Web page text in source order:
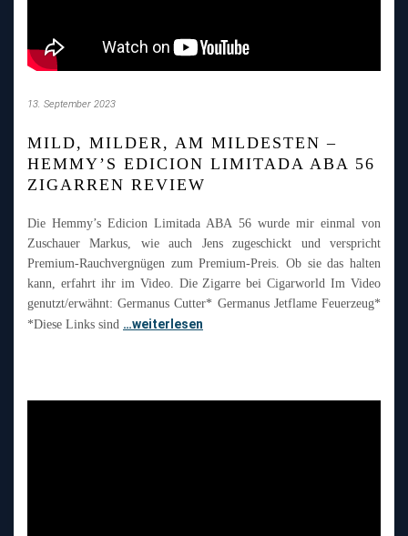
13. September 2023
MILD, MILDER, AM MILDESTEN –
HEMMY’S EDICION LIMITADA ABA 56
ZIGARREN REVIEW
Die Hemmy’s Edicion Limitada ABA 56 wurde mir einmal von
Zuschauer Markus, wie auch Jens zugeschickt und verspricht
Premium-Rauchvergnügen zum Premium-Preis. Ob sie das halten
kann, erfahrt ihr im Video. Die Zigarre bei Cigarworld Im Video
genutzt/erwähnt: Germanus Cutter* Germanus Jetflame Feuerzeug*
*Diese Links sind …weiterlesen